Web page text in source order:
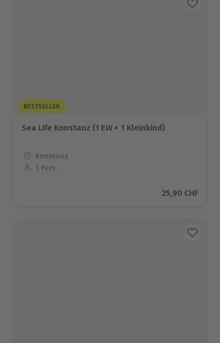
BESTSELLER
Sea Life Konstanz (1 EW + 1 Kleinkind)
Standort
Konstanz
Anzahl der Teilnehmer
1 Pers.
Aktueller Preis
25,90 CHF